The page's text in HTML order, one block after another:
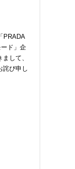
PRADA
ド」企
して、
詫び申し